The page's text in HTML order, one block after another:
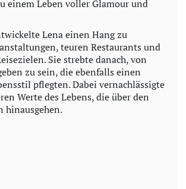
einem Leben voller Glamour und
Lena einen Hang zu
teuren Restaurants und
Sie strebte danach, von
zu sein, die ebenfalls einen
pflegten. Dabei vernachlässigte
Werte des Lebens, die über den
hinausgehen.